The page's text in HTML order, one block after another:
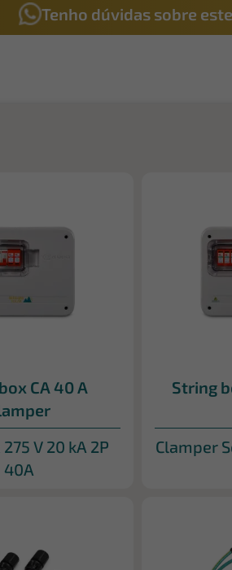
Tenho dúvidas sobre
CA 40 A
V 20 kA 2P
40A
String
Clamper